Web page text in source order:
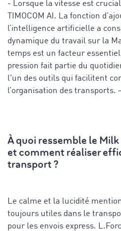
- Lorsque la vitesse est
TIMOCOM AI. La fonction
l’intelligence artificielle a
dynamique du travail sur la
temps est un facteur
pression fait partie du
l'un des outils qui facilitent
l’organisation des transports.
À quoi ressemble le
et comment réaliser
transport ?
Le calme et la lucidité
toujours utiles dans le
pour les envois express.